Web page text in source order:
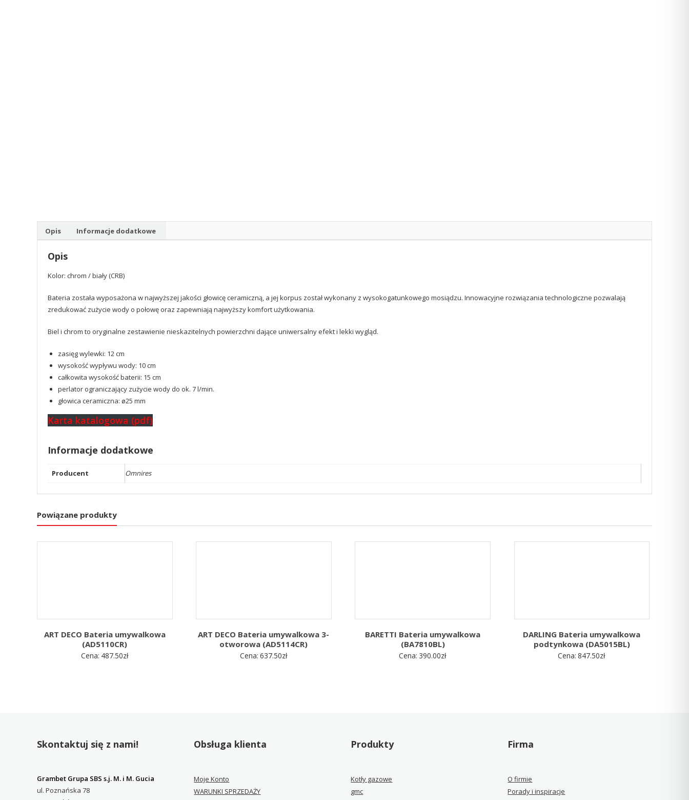
Opis Informacje dodatkowe
Opis
Kolor: chrom / biały (CRB)
Bateria została wyposażona w najwyższej jakości głowicę ceramiczną, a jej korpus został wykonany z wysokogatunkowego mosiądzu. Innowacyjne rozwiązania technologiczne pozwalają
zredukować zużycie wody o połowę oraz zapewniają najwyższy komfort użytkowania.
Biel i chrom to oryginalne zestawienie nieskazitelnych powierzchni dające uniwersalny efekt i lekki wygląd.
zasięg wylewki: 12 cm
wysokość wypływu wody: 10 cm
całkowita wysokość baterii: 15 cm
perlator ograniczający zużycie wody do ok. 7 l/min.
głowica ceramiczna: ø25 mm
Karta katalogowa (pdf)
Informacje dodatkowe
Producent Omnires
Powiązane produkty
ART DECO Bateria umywalkowa
(AD5110CR)
Cena: 487.50zł
ART DECO Bateria umywalkowa 3-
otworowa (AD5114CR)
Cena: 637.50zł
BARETTI Bateria umywalkowa
(BA7810BL)
Cena: 390.00zł
DARLING Bateria umywalkowa
podtynkowa (DA5015BL)
Cena: 847.50zł
Skontaktuj się z nami!
Grambet Grupa SBS s.j. M. i M. Gucia
ul. Poznańska 78
Obsługa klienta
Moje Konto
WARUNKI SPRZEDAŻY
Produkty
Kotły gazowe
gmc
Firma
O firmie
Porady i inspiracje